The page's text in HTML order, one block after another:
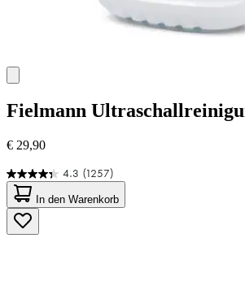
Fielmann
€ 29,90
4.3 (1257)
4.3
von
5
Sternen.
1257
In den Warenkorb